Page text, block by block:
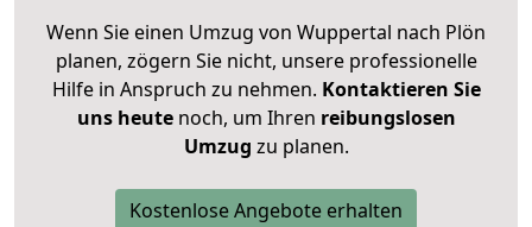
Wenn Sie einen Umzug von Wuppertal nach Plön
planen, zögern Sie nicht, unsere professionelle
Hilfe in Anspruch zu nehmen. Kontaktieren Sie
uns heutenoch, um Ihren reibungslosen
Umzug zu planen.
Kostenlose Angebote erhalten